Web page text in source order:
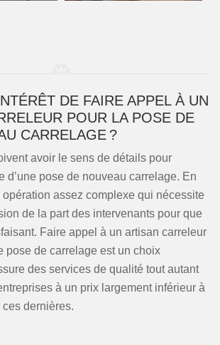
DE FAIRE APPEL À UN
POUR LA POSE DE
CARRELAGE ?
avoir le sens de détails pour
d’une pose de nouveau carrelage. En
opération assez complexe qui nécessite
de la part des intervenants pour que
Faire appel à un artisan carreleur
pose de carrelage est un choix
des services de qualité tout autant
à un prix largement inférieur à
dernières.